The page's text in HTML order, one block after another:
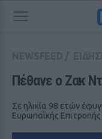
Πέθανε ο Ζακ
Σε ηλικία 98 ετών
Ευρωπαϊκής Επιτροπής